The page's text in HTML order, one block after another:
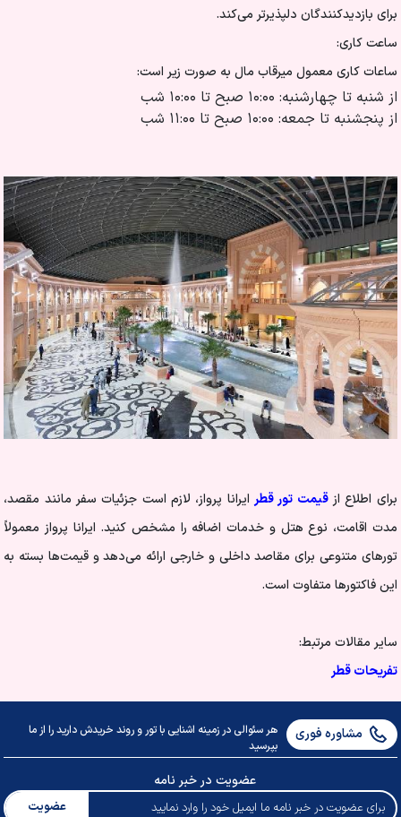
برای بازدیدکنندگان دلپذیرتر می‌کند.
ساعت کاری:
ساعات کاری معمول میرقاب مال به صورت زیر است:
از شنبه تا چهارشنبه: ۱۰:۰۰ صبح تا ۱۰:۰۰ شب
از پنجشنبه تا جمعه: ۱۰:۰۰ صبح تا ۱۱:۰۰ شب
برای اطلاع از قیمت تور قطر ایرانا پرواز، لازم است جزئیات سفر مانند مقصد،
مدت اقامت، نوع هتل و خدمات اضافه را مشخص کنید. ایرانا پرواز معمولاً
تورهای متنوعی برای مقاصد داخلی و خارجی ارائه می‌دهد و قیمت‌ها بسته به
این فاکتورها متفاوت است.
سایر مقالات مرتبط:
تفریحات قطر
مشاوره فوری
هر سئوالی در زمینه اشنایی با تور و روند خریدش دارید را از ما
بپرسید
عضویت در خبر نامه
عضویت